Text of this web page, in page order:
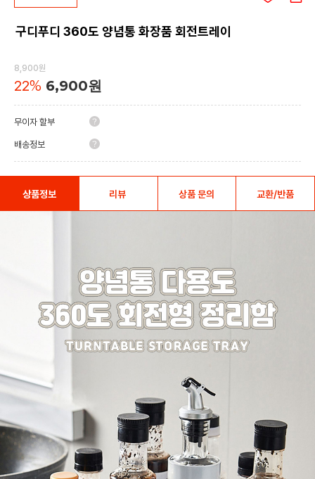
구디푸디 360도 양념통 화장품 회전트레이
8,900원
22% 6,900원
무이자 할부
배송정보
상품정보 리뷰 상품 문의 교환/반품